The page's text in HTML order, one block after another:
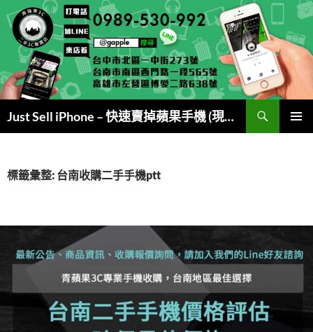
至
內
容
Just Sell iPhone – 快速賣掉蘋果手機 (現金交易)
尋
標籤彙整: 台南收購二手手機ptt